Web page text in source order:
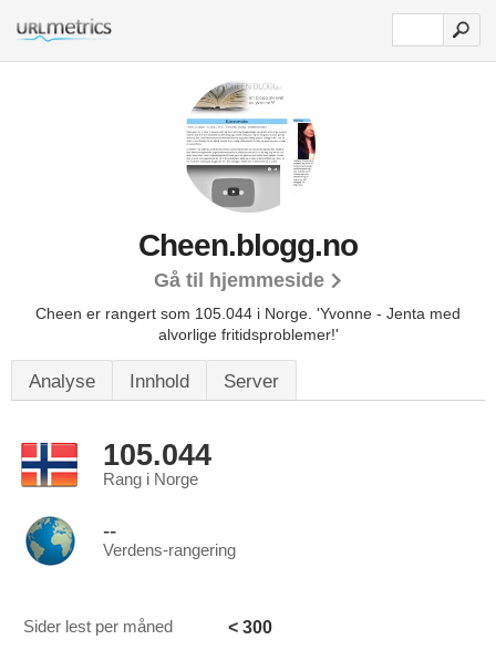
Cheen.blogg.no
Gå til hjemmeside
Cheen er rangert som 105.044 i Norge. 'Yvonne - Jenta med
alvorlige fritidsproblemer!'
Analyse Innhold Server
105.044
Rang i Norge
--
Verdens-rangering
Sider lest per måned < 300